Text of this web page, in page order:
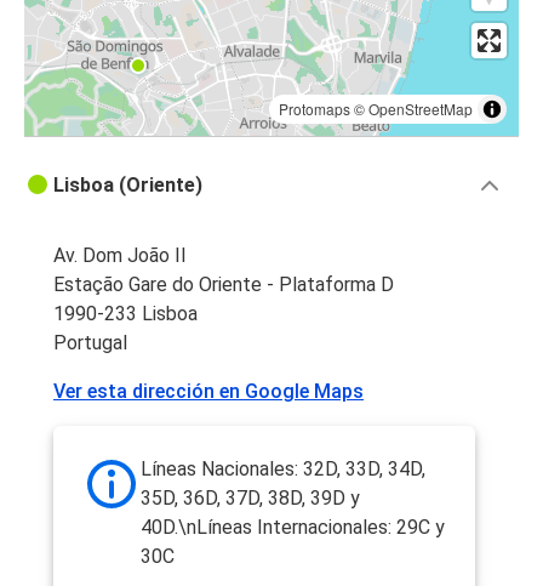
Protomaps©OpenStreetMap
Lisboa (Oriente)
Av. Dom João II
Estação Gare do Oriente - Plataforma D
1990-233 Lisboa
Portugal
Ver esta dirección en Google Maps
Líneas Nacionales: 32D, 33D, 34D,
35D, 36D, 37D, 38D, 39D y
40D.\nLíneas Internacionales: 29C y
30C